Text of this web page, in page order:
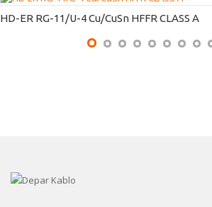
HD-ER RG-11/U-4 Cu/CuSn HFFR CLASS A